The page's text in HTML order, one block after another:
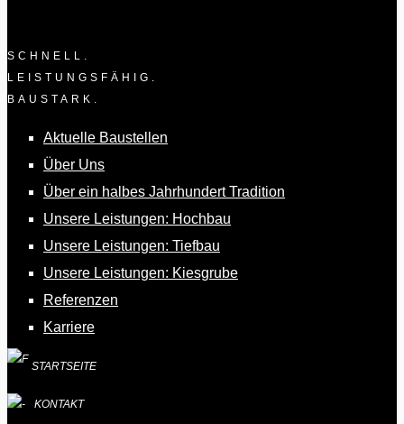
SCHNELL.
LEISTUNGSFÄHIG.
BAUSTARK.
Aktuelle Baustellen
Über Uns
Über ein halbes Jahrhundert Tradition
Unsere Leistungen: Hochbau
Unsere Leistungen: Tiefbau
Unsere Leistungen: Kiesgrube
Referenzen
Karriere
STARTSEITE
KONTAKT